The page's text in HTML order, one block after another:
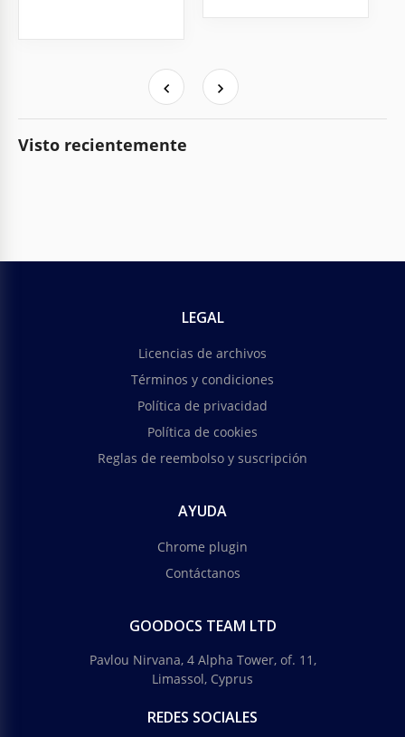
Visto recientemente
LEGAL
Licencias de archivos
Términos y condiciones
Política de privacidad
Política de cookies
Reglas de reembolso y suscripción
AYUDA
Chrome plugin
Contáctanos
GOODOCS TEAM LTD
Pavlou Nirvana, 4 Alpha Tower, of. 11,
Limassol, Cyprus
REDES SOCIALES